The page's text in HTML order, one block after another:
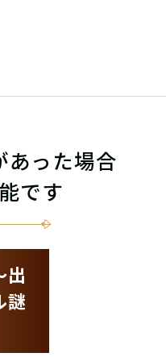
あった場合
です
出
謎